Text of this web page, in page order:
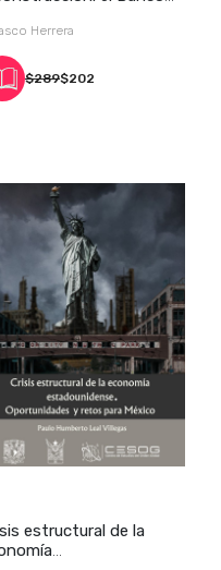
Herrera
$289$202
estructural de la